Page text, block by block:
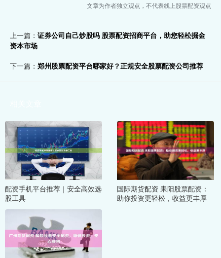
文章为作者独立观点，不代表线上股票配资观点
上一篇： 证券公司自己炒股吗 股票配资招商平台，助您轻松掘金
资本市场
下一篇： 郑州股票配资平台哪家好？正规安全股票配资公司推荐
配资手机平台推荐｜安全高效选
股工具
国际期货配资 耒阳股票配资：
助你投资更轻松，收益更丰厚